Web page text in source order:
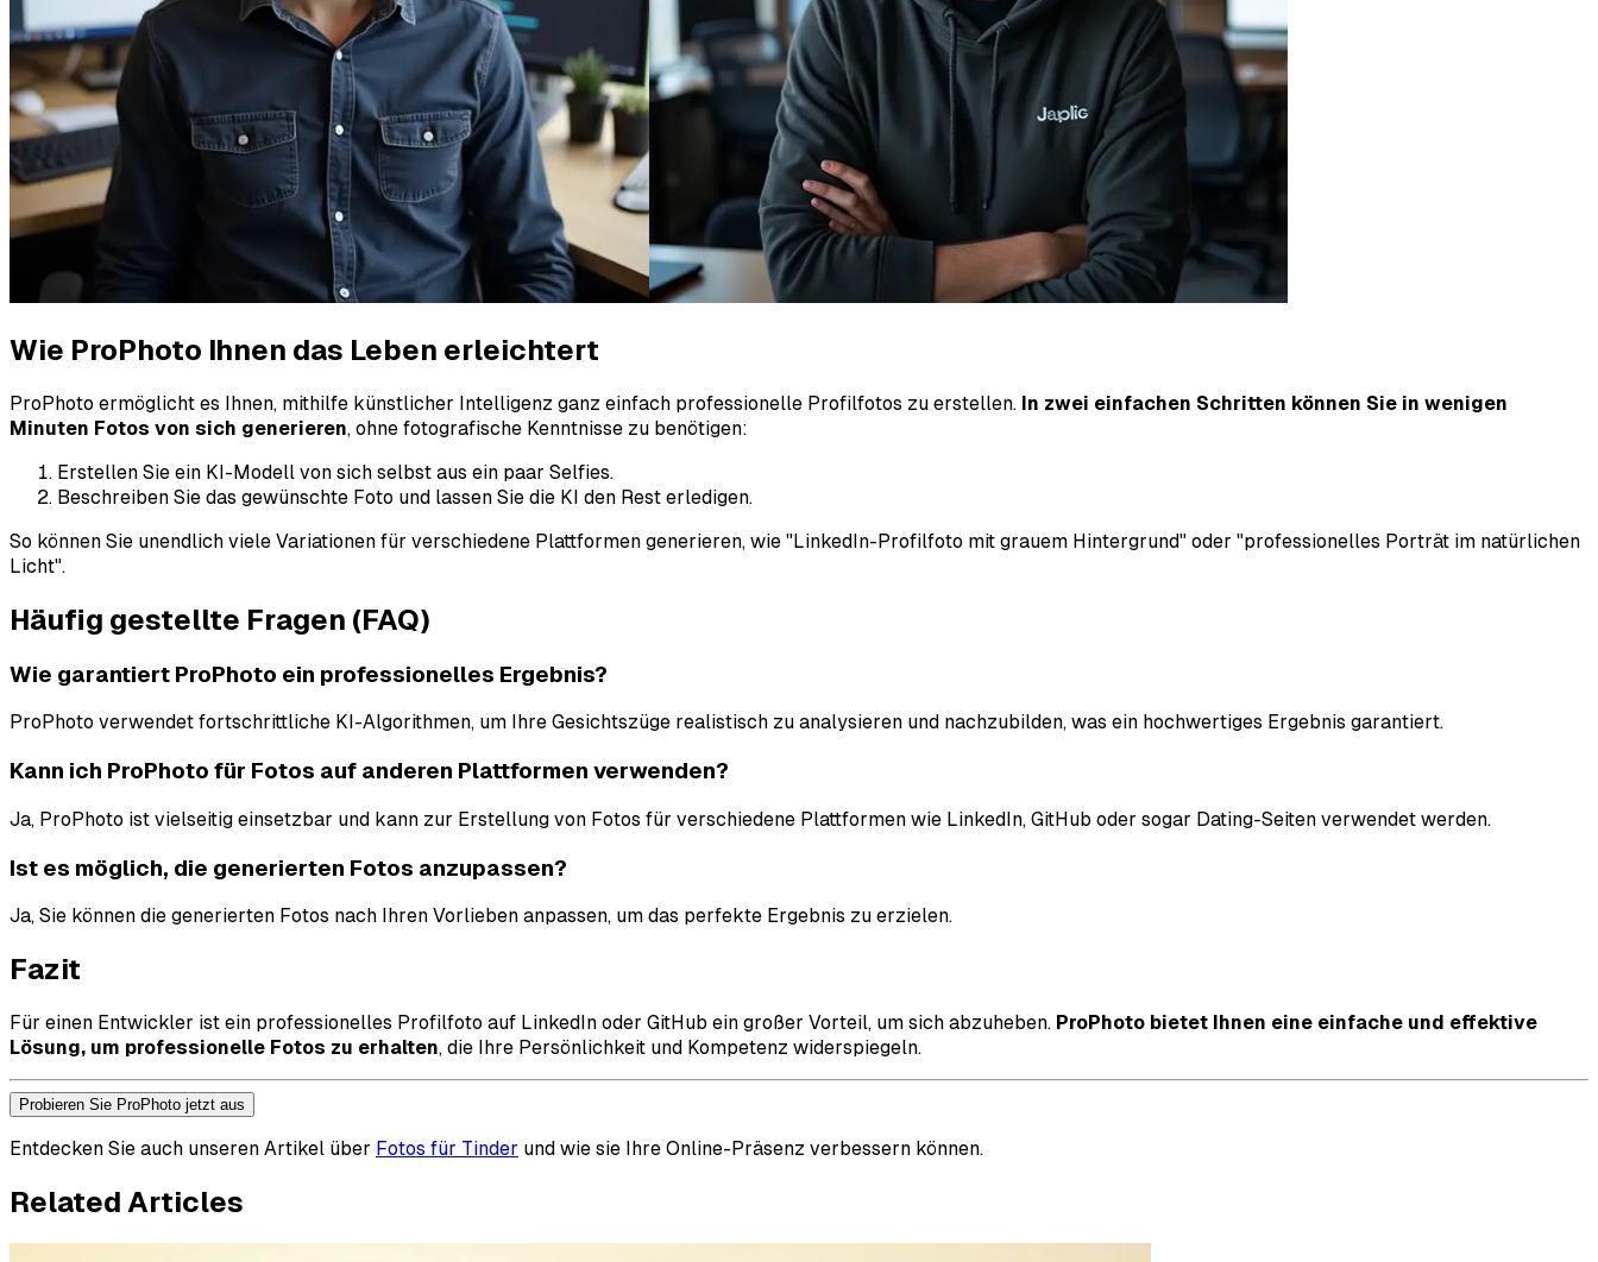
Wie ProPhoto Ihnen das Leben erleichtert
ProPhoto ermöglicht es Ihnen, mithilfe künstlicher Intelligenz ganz einfach professionelle Profilfotos zu erstellen. In zwei einfachen Schritten können Sie in wenigen
Minuten Fotos von sich generieren, ohne fotografische Kenntnisse zu benötigen:
Erstellen Sie ein KI-Modell von sich selbst aus ein paar Selfies.
Beschreiben Sie das gewünschte Foto und lassen Sie die KI den Rest erledigen.
So können Sie unendlich viele Variationen für verschiedene Plattformen generieren, wie "LinkedIn-Profilfoto mit grauem Hintergrund" oder "professionelles Porträt im natürlichen
Licht".
Häufig gestellte Fragen (FAQ)
Wie garantiert ProPhoto ein professionelles Ergebnis?
ProPhoto verwendet fortschrittliche KI-Algorithmen, um Ihre Gesichtszüge realistisch zu analysieren und nachzubilden, was ein hochwertiges Ergebnis garantiert.
Kann ich ProPhoto für Fotos auf anderen Plattformen verwenden?
Ja, ProPhoto ist vielseitig einsetzbar und kann zur Erstellung von Fotos für verschiedene Plattformen wie LinkedIn, GitHub oder sogar Dating-Seiten verwendet werden.
Ist es möglich, die generierten Fotos anzupassen?
Ja, Sie können die generierten Fotos nach Ihren Vorlieben anpassen, um das perfekte Ergebnis zu erzielen.
Fazit
Für einen Entwickler ist ein professionelles Profilfoto auf LinkedIn oder GitHub ein großer Vorteil, um sich abzuheben. ProPhoto bietet Ihnen eine einfache und effektive
Lösung, um professionelle Fotos zu erhalten, die Ihre Persönlichkeit und Kompetenz widerspiegeln.
Probieren Sie ProPhoto jetzt aus
Entdecken Sie auch unseren Artikel über Fotos für Tinder und wie sie Ihre Online-Präsenz verbessern können.
Related Articles